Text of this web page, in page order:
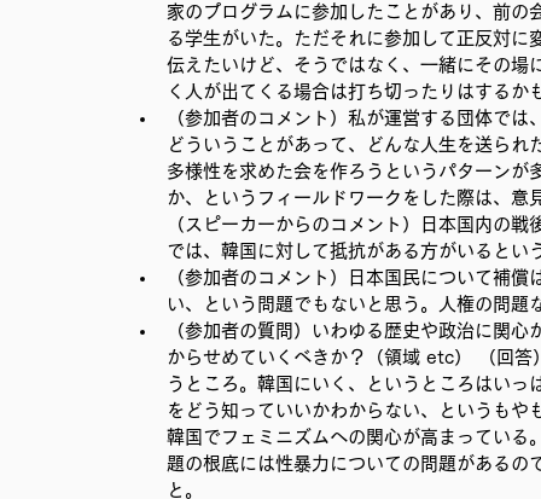
家のプログラムに参加したことがあり、前
る学生がいた。ただそれに参加して正反対
伝えたいけど、そうではなく、一緒にその場
く人が出てくる場合は打ち切ったりはするか
（参加者のコメント）私が運営する団体で
どういうことがあって、どんな人生を送ら
多様性を求めた会を作ろうというパターン
か、というフィールドワークをした際は、
（スピーカーからのコメント）日本国内の
では、韓国に対して抵抗がある方がいると
（参加者のコメント）日本国民について補
い、という問題でもないと思う。人権の問
（参加者の質問）いわゆる歴史や政治に関
からせめていくべきか？（領域 etc） （回
うところ。韓国にいく、というところはい
をどう知っていいかわからない、というも
韓国でフェミニズムへの関心が高まってい
題の根底には性暴力についての問題がある
と。